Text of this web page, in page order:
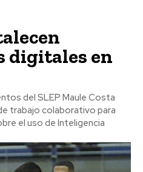
digitales en
del SLEP Maule Costa
trabajo colaborativo para
el uso de Inteligencia